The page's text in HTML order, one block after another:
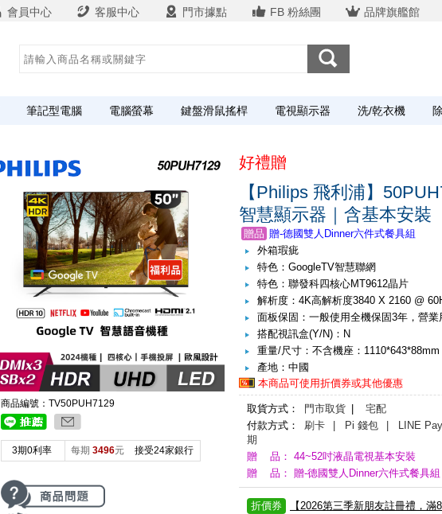
會員中心 客服中心 門市據點 FB 粉絲團 品牌旗艦館
筆記型電腦 電腦螢幕 鍵盤滑鼠搖桿 電視顯示器 洗/乾衣機
商品編號：TV50PUH7129
3期0利率 每期 3496元 接受24家銀行
好禮贈
【Philips 飛利浦】
智慧顯示器｜含基本安裝
贈品 44~52吋液晶電視基本安裝
贈品 贈-德國雙人Dinner六件式餐具組
贈品 44~52吋液晶電視基本安裝
贈品 贈-德國雙人Dinner六件式餐具組
外箱瑕疵
特色：GoogleTV智慧聯網
特色：聯發科四核心MT9612晶片
解析度：4K高解析度3840 X 2160 @
面板保固：一般使用全機保固3年，營
搭配視訊盒(Y/N)：N
重量/尺寸：不含機座：
產地：中國
本商品可使用折價券或其他優惠
取貨方式： 門市取貨
宅配
付款方式：
刷卡 | Pi 錢包 | LINE Pay
期
贈 品： 44~52吋液晶電視基本安裝
贈 品： 贈-德國雙人Dinner六件式餐具組
折價券
【2026第三季新朋友註冊禮，滿